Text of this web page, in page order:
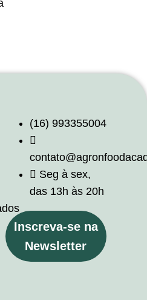
(16) 993355004
Seg à sex,
das 13h às 20h
Inscreva-se na
Newsletter